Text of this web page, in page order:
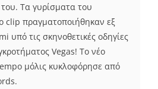
του. Τα γυρίσματα του
clip πραγματοποιήθηκαν εξ
υπό τις σκηνοθετικές οδηγίες
Vegas! Το νέο
μόλις κυκλοφόρησε από